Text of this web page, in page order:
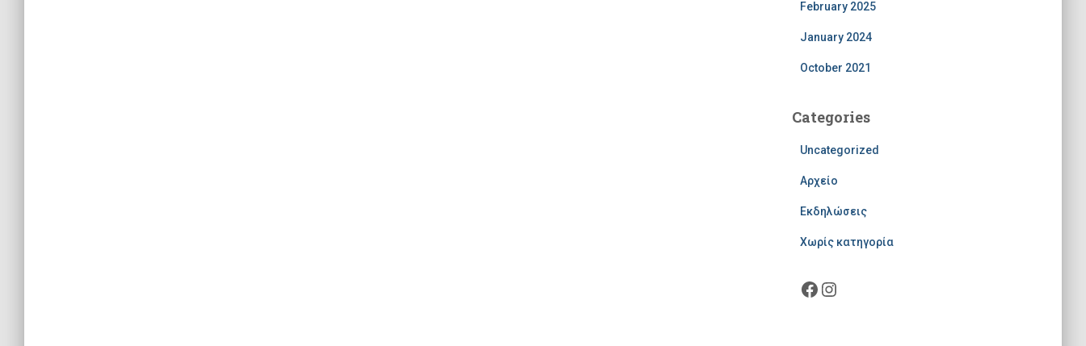
February 2025
January 2024
October 2021
Categories
Uncategorized
Αρχείο
Εκδηλώσεις
Χωρίς κατηγορία
Facebook Instagram